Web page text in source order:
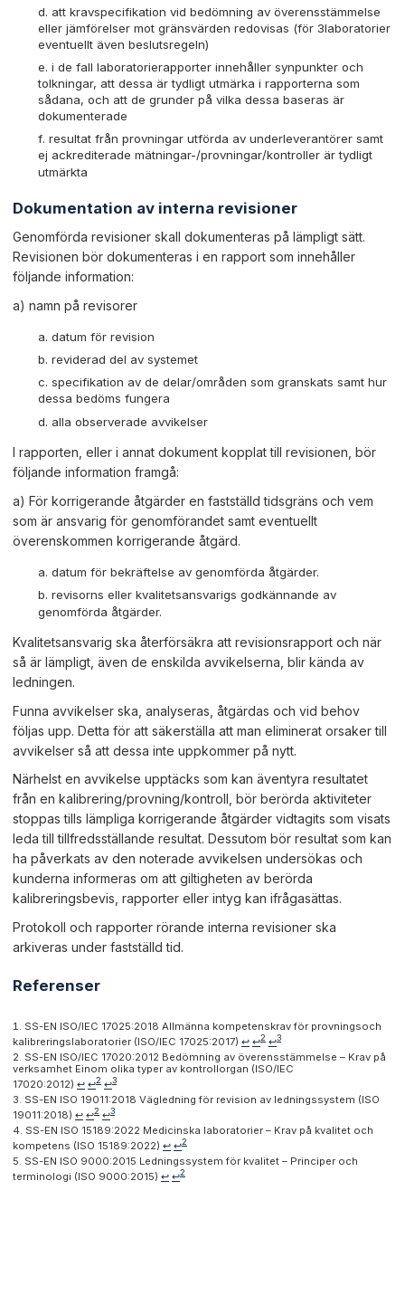
att kravspecifikation vid bedömning av överensstämmelse
eller jämförelser mot gränsvärden redovisas (för 3laboratorier
eventuellt även beslutsregeln)
i de fall laboratorierapporter innehåller synpunkter och
tolkningar, att dessa är tydligt utmärka i rapporterna som
sådana, och att de grunder på vilka dessa baseras är
dokumenterade
resultat från provningar utförda av underleverantörer samt
ej ackrediterade mätningar-/provningar/kontroller är tydligt
utmärkta
Dokumentation av interna revisioner
Genomförda revisioner skall dokumenteras på lämpligt sätt.
Revisionen bör dokumenteras i en rapport som innehåller
följande information:
a) namn på revisorer
datum för revision
reviderad del av systemet
specifikation av de delar/områden som granskats samt hur
dessa bedöms fungera
alla observerade avvikelser
I rapporten, eller i annat dokument kopplat till revisionen, bör
följande information framgå:
a) För korrigerande åtgärder en fastställd tidsgräns och vem
som är ansvarig för genomförandet samt eventuellt
överenskommen korrigerande åtgärd.
datum för bekräftelse av genomförda åtgärder.
revisorns eller kvalitetsansvarigs godkännande av
genomförda åtgärder.
Kvalitetsansvarig ska återförsäkra att revisionsrapport och när
så är lämpligt, även de enskilda avvikelserna, blir kända av
ledningen.
Funna avvikelser ska, analyseras, åtgärdas och vid behov
följas upp. Detta för att säkerställa att man eliminerat orsaker till
avvikelser så att dessa inte uppkommer på nytt.
Närhelst en avvikelse upptäcks som kan äventyra resultatet
från en kalibrering/provning/kontroll, bör berörda aktiviteter
stoppas tills lämpliga korrigerande åtgärder vidtagits som visats
leda till tillfredsställande resultat. Dessutom bör resultat som kan
ha påverkats av den noterade avvikelsen undersökas och
kunderna informeras om att giltigheten av berörda
kalibreringsbevis, rapporter eller intyg kan ifrågasättas.
Protokoll och rapporter rörande interna revisioner ska
arkiveras under fastställd tid.
Referenser
SS-EN ISO/IEC 17025:2018 Allmänna kompetenskrav för provningsoch
kalibreringslaboratorier (ISO/IEC 17025:2017) ↩ ↩2 ↩3
SS-EN ISO/IEC 17020:2012 Bedömning av överensstämmelse – Krav på
verksamhet Einom olika typer av kontrollorgan (ISO/IEC
17020:2012) ↩ ↩2 ↩3
SS-EN ISO 19011:2018 Vägledning för revision av ledningssystem (ISO
19011:2018) ↩ ↩2 ↩3
SS-EN ISO 15189:2022 Medicinska laboratorier – Krav på kvalitet och
kompetens (ISO 15189:2022) ↩ ↩2
SS-EN ISO 9000:2015 Ledningssystem för kvalitet – Principer och
terminologi (ISO 9000:2015) ↩ ↩2